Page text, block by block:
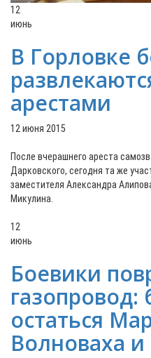
12
июнь
В Горловке
арестами
12 июня 2015
После вчерашнего ареста
Дарковского, сегодня та же
заместителя Александра
Микулина.
12
июнь
Боевики
газопровод:
остаться
Волноваха